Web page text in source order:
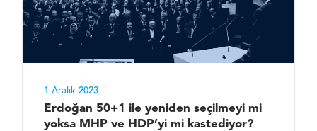
1 Aralık 2023
Erdoğan 50+1 ile yeniden seçilmeyi mi
yoksa MHP ve HDP’yi mi kastediyor?